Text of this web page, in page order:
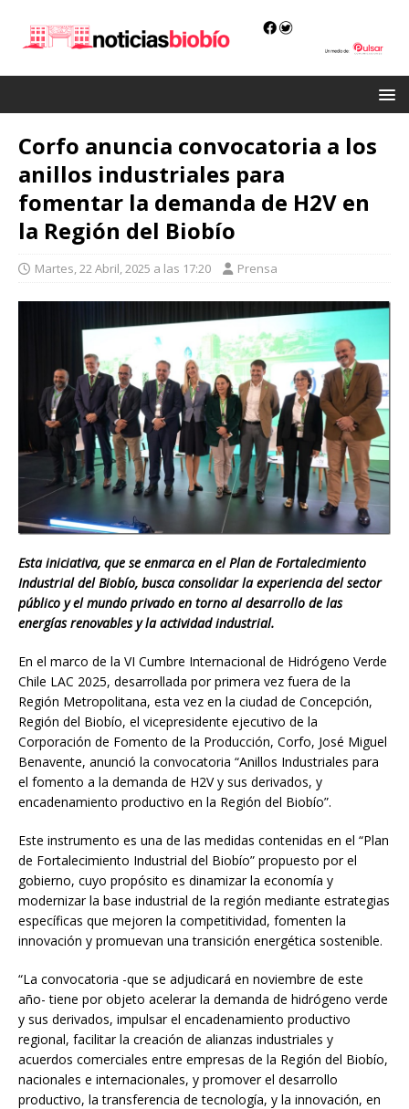
Corfo anuncia convocatoria a los
anillos industriales para
fomentar la demanda de H2V en
la Región del Biobío
Martes, 22 Abril, 2025 a las 17:20 Prensa
Esta iniciativa, que se enmarca en el Plan de Fortalecimiento
Industrial del Biobío, busca consolidar la experiencia del sector
público y el mundo privado en torno al desarrollo de las
energías renovables y la actividad industrial.
En el marco de la VI Cumbre Internacional de Hidrógeno Verde
Chile LAC 2025, desarrollada por primera vez fuera de la
Región Metropolitana, esta vez en la ciudad de Concepción,
Región del Biobío, el vicepresidente ejecutivo de la
Corporación de Fomento de la Producción, Corfo, José Miguel
Benavente, anunció la convocatoria “Anillos Industriales para
el fomento a la demanda de H2V y sus derivados, y
encadenamiento productivo en la Región del Biobío”.
Este instrumento es una de las medidas contenidas en el “Plan
de Fortalecimiento Industrial del Biobío” propuesto por el
gobierno, cuyo propósito es dinamizar la economía y
modernizar la base industrial de la región mediante estrategias
específicas que mejoren la competitividad, fomenten la
innovación y promuevan una transición energética sostenible.
“La convocatoria -que se adjudicará en noviembre de este
año- tiene por objeto acelerar la demanda de hidrógeno verde
y sus derivados, impulsar el encadenamiento productivo
regional, facilitar la creación de alianzas industriales y
acuerdos comerciales entre empresas de la Región del Biobío,
nacionales e internacionales, y promover el desarrollo
productivo, la transferencia de tecnología, y la innovación, en